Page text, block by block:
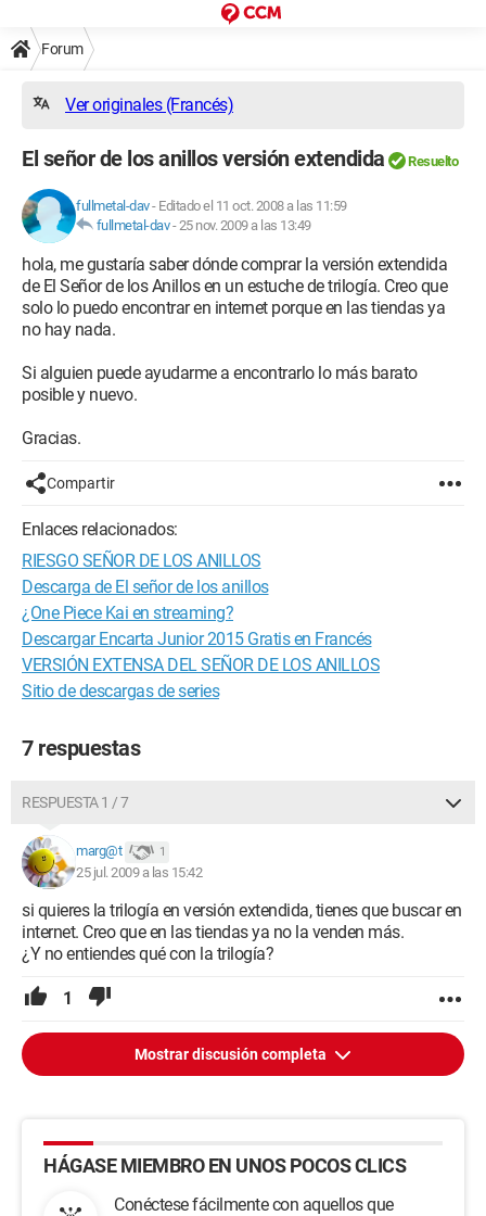
Forum
Ver originales (Francés)
El señor de los anillos versión extendida Resuelto
fullmetal-dav- Editado el 11 oct. 2008 a las 11:59
fullmetal-dav-25 nov. 2009 a las 13:49
hola, me gustaría saber dónde comprar la versión extendida
de El Señor de los Anillos en un estuche de trilogía. Creo que
solo lo puedo encontrar en internet porque en las tiendas ya
no hay nada.
Si alguien puede ayudarme a encontrarlo lo más barato
posible y nuevo.
Gracias.
Compartir
Enlaces relacionados:
RIESGO SEÑOR DE LOS ANILLOS
Descarga de El señor de los anillos
¿One Piece Kai en streaming?
Descargar Encarta Junior 2015 Gratis en Francés
VERSIÓN EXTENSA DEL SEÑOR DE LOS ANILLOS
Sitio de descargas de series
7 respuestas
RESPUESTA 1 / 7
marg@t 1
25 jul. 2009 a las 15:42
si quieres la trilogía en versión extendida, tienes que buscar en
internet. Creo que en las tiendas ya no la venden más.
¿Y no entiendes qué con la trilogía?
1
Mostrar discusión completa
HÁGASE MIEMBRO EN UNOS POCOS CLICS
Conéctese fácilmente con aquellos que